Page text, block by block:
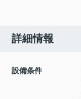
詳細情報
設備条件